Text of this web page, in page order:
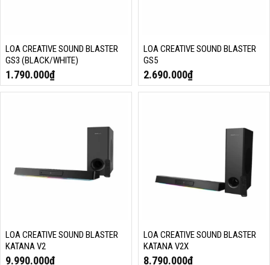
LOA CREATIVE SOUND BLASTER
GS3 (BLACK/WHITE)
1.790.000₫
LOA CREATIVE SOUND BLASTER
GS5
2.690.000₫
LOA CREATIVE SOUND BLASTER
KATANA V2
9.990.000₫
LOA CREATIVE SOUND BLASTER
KATANA V2X
8.790.000₫